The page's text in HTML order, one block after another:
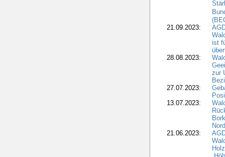
21.09.2023:
ist
28.08.2023:
zur
27.07.2023:
13.07.2023:
21.06.2023: